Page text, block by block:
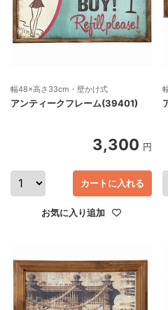
幅48×高さ33cm・壁かけ式
アンティークフレーム(39401)
3,300 円
カートに入れる
お気に入り追加